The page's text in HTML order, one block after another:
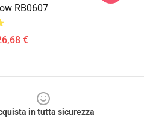
RB0607
€
in tutta sicurezza